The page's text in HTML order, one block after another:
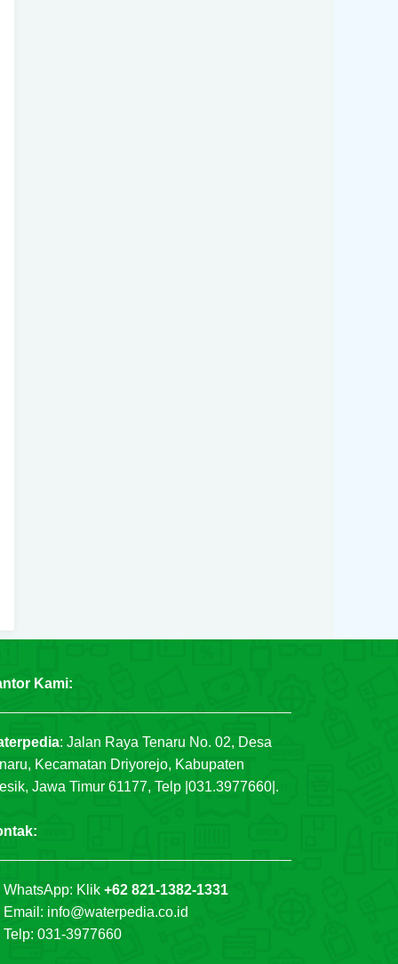
Kami:
:Jalan Raya Tenaru No. 02, Desa
Kecamatan Driyorejo, Kabupaten
Jawa Timur 61177, Telp |031.3977660|.
WhatsApp: Klik+62 821-1382-1331
Email: info@waterpedia.co.id
Telp: 031-3977660